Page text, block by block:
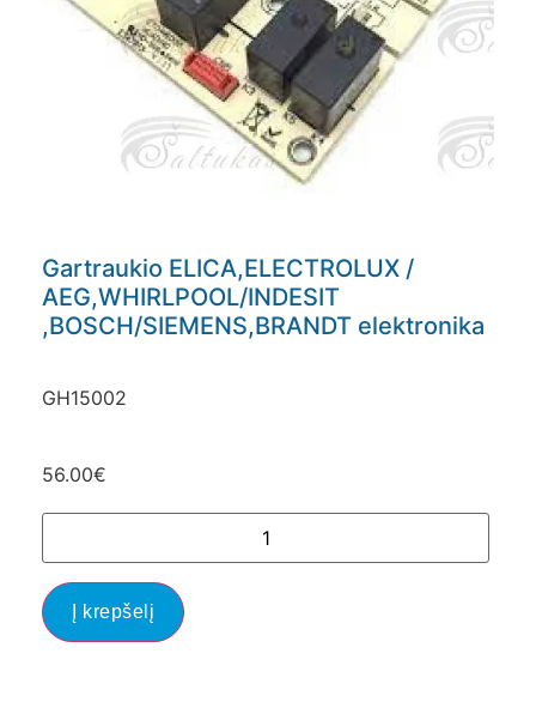
Gartraukio ELICA,ELECTROLUX /
AEG,WHIRLPOOL/INDESIT
,BOSCH/SIEMENS,BRANDT elektronika
GH15002
56.00€
Į krepšelį